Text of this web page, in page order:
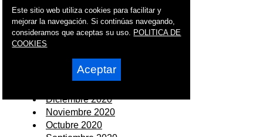
Abril 2021
Marzo 2021
Febrero 2021
Diciembre 2020
Noviembre 2020
Octubre 2020
Este sitio web utiliza cookies para facilitar y
mejorar la navegación. Si continúas navegando,
consideramos que aceptas su uso. POLITICA DE
COOKIES
Aceptar